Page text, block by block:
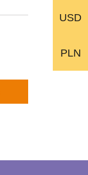
USD
PLN